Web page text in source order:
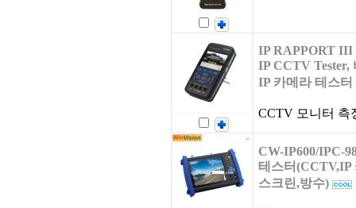
IP RAPPORT III
IP CCTV Tester,
IP 카메라 테스터
CCTV 모니터 측
CW-IP600/IPC-
테스터(CCTV,IP
스크린,방수)